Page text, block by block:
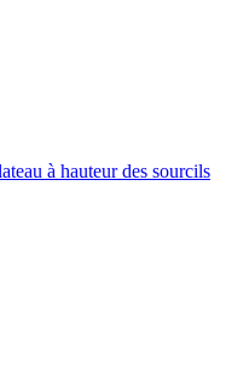
à hauteur des sourcils